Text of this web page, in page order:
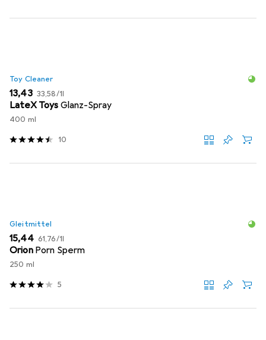
Toy Cleaner
EUR
13,43 EUR
33,58/1l
LateX Toys Glanz-Spray
400 ml
10
Gleitmittel
EUR
15,44 EUR
61,76/1l
Orion Porn Sperm
250 ml
5